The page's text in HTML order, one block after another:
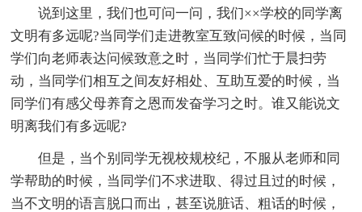
说到这里，我们也可问一问，我们××学校的同学离
文明有多远呢?当同学们走进教室互致问候的时候，当同
学们向老师表达问候致意之时，当同学们忙于晨扫劳
动，当同学们相互之间友好相处、互助互爱的时候，当
同学们有感父母养育之恩而发奋学习之时。谁又能说文
明离我们有多远呢?
但是，当个别同学无视校规校纪，不服从老师和同
学帮助的时候，当同学们不求进取、得过且过的时候，
当不文明的语言脱口而出，甚至说脏话、粗话的时候，